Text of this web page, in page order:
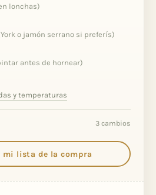
lonchas)
o jamón serrano si preferís)
antes de hornear)
y temperaturas
3 cambios
mi lista de la compra